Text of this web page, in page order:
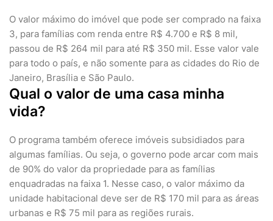
O valor máximo do imóvel que pode ser comprado na faixa
3, para famílias com renda entre R$ 4.700 e R$ 8 mil,
passou de R$ 264 mil para até R$ 350 mil. Esse valor vale
para todo o país, e não somente para as cidades do Rio de
Janeiro, Brasília e São Paulo.
Qual o valor de uma casa minha
vida?
O programa também oferece imóveis subsidiados para
algumas famílias. Ou seja, o governo pode arcar com mais
de 90% do valor da propriedade para as famílias
enquadradas na faixa 1. Nesse caso, o valor máximo da
unidade habitacional deve ser de R$ 170 mil para as áreas
urbanas e R$ 75 mil para as regiões rurais.